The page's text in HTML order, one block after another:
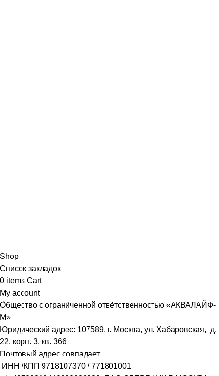
Shop
Список закладок
0 items Cart
My account
О́бщество с ограни́ченной отве́тственностью «АКВАЛАЙФ-
М»
Юридический адрес: 107589, г. Москва, ул. Хабаровская, д.
22, корп. 3, кв. 366
Почтовый адрес совпадает
ИНН /КПП 9718107370 /771801001